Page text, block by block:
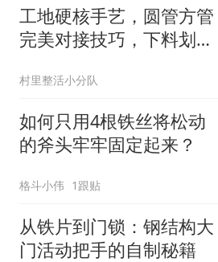
工地硬核手艺，圆管方管
完美对接技巧，下料划线
村里整活小分队
如何只用4根铁丝将松动
的斧头牢牢固定起来？
格斗小伟 1跟贴
从铁片到门锁：钢结构大
门活动把手的自制秘籍